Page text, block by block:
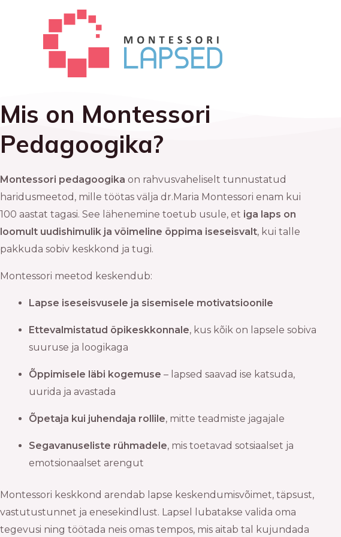
Mis on Montessori
Pedagoogika?
Montessori pedagoogika on rahvusvaheliselt tunnustatud
haridusmeetod, mille töötas välja dr.Maria Montessori enam kui
100 aastat tagasi. See lähenemine toetub usule, et iga laps on
loomult uudishimulik ja võimeline õppima iseseisvalt, kui talle
pakkuda sobiv keskkond ja tugi.
Montessori meetod keskendub:
Lapse iseseisvusele ja sisemisele motivatsioonile
Ettevalmistatud õpikeskkonnale, kus kõik on lapsele sobiva
suuruse ja loogikaga
Õppimisele läbi kogemuse – lapsed saavad ise katsuda,
uurida ja avastada
Õpetaja kui juhendaja rollile, mitte teadmiste jagajale
Segavanuseliste rühmadele, mis toetavad sotsiaalset ja
emotsionaalset arengut
Montessori keskkond arendab lapse keskendumisvõimet, täpsust,
vastutustunnet ja enesekindlust. Lapsel lubatakse valida oma
tegevusi ning töötada neis omas tempos, mis aitab tal kujundada